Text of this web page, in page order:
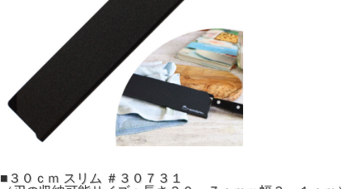
■３０ｃｍ スリム ＃３０７３１